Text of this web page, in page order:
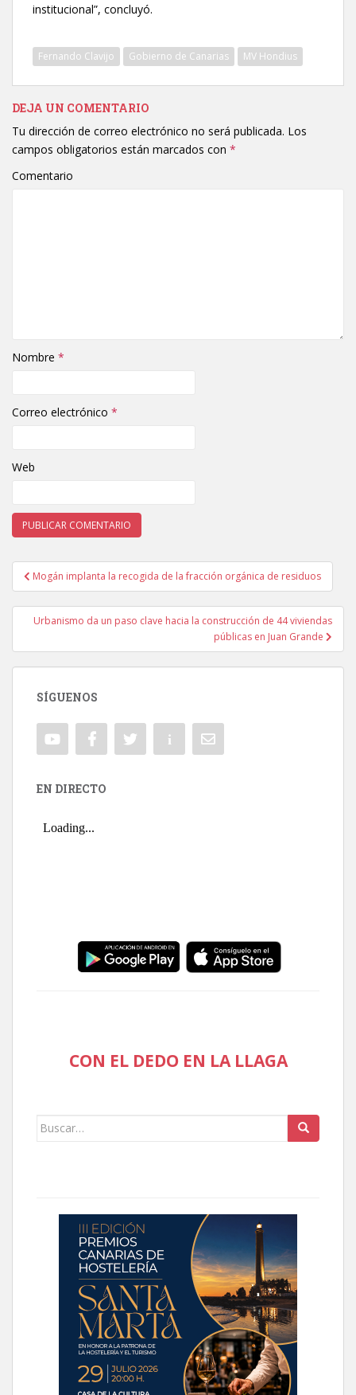
institucional”, concluyó.
Fernando Clavijo Gobierno de Canarias MV Hondius
DEJA UN COMENTARIO
Tu dirección de correo electrónico no será publicada. Los
campos obligatorios están marcados con *
Comentario
Nombre *
Correo electrónico *
Web
Navegación de entradas
Mogán implanta la recogida de la fracción orgánica de residuos
Urbanismo da un paso clave hacia la construcción de 44 viviendas
públicas en Juan Grande
SÍGUENOS
EN DIRECTO
CON EL DEDO EN LA LLAGA
Buscar: